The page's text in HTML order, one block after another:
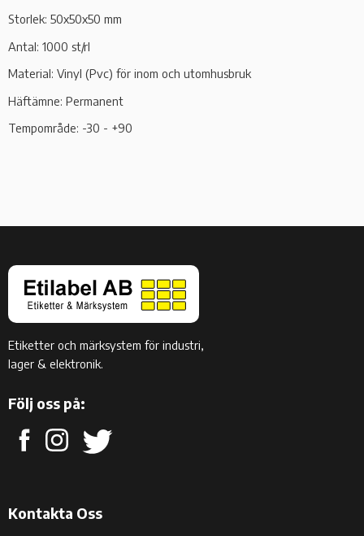
Storlek: 50x50x50 mm
Antal: 1000 st/rl
Material: Vinyl (Pvc) för inom och utomhusbruk
Häftämne: Permanent
Tempområde: -30 - +90
Etiketter och märksystem för industri,
lager & elektronik.
Följ oss på:
Kontakta Oss